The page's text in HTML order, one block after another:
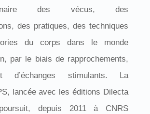
des vécus, des
des pratiques, des techniques
du corps dans le monde
par le biais de rapprochements,
d’échanges stimulants. La
lancée avec les éditions Dilecta
depuis 2011 à CNRS